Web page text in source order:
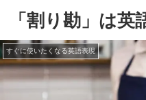
「割り勘」は英
すぐに使いたくなる英語表現